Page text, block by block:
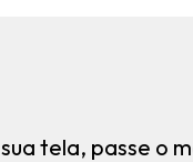
tela, passe o